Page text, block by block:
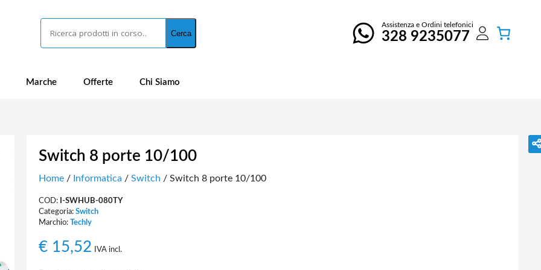
Cerca
Assistenza e Ordini telefonici
328 9235077
Marche Offerte Chi Siamo
Switch 8 porte 10/100
Home/ Informatica / Switch / Switch 8 porte 10/100
COD: I-SWHUB-080TY
Categoria: Switch
Marchio: Techly
€15,52 IVA incl.